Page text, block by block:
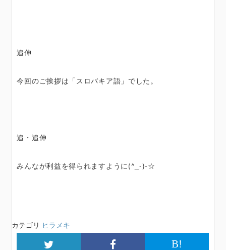
追伸
今回のご挨拶は「スロバキア語」でした。
追・追伸
みんなが利益を得られますように(^_-)-☆
カテゴリ ヒラメキ
B!